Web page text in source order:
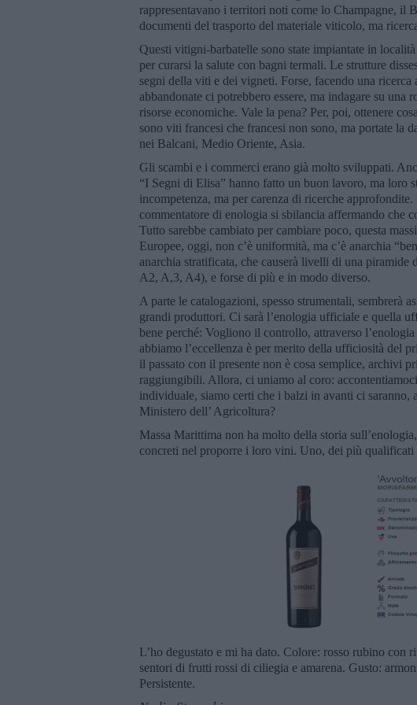
rappresentavano i territori noti come lo Champagne, il
documenti del trasporto del materiale viticolo, ma
Questi vitigni-barbatelle sono state impiantate in
per curarsi la salute con bagni termali. Le strutture
segni della viti e dei vigneti. Forse, facendo una
abbandonate ci potrebbero essere, ma indagare su una
risorse economiche. Vale la pena? Per, poi, ottenere
sono viti francesi che francesi non sono, ma portate la
nei Balcani, Medio Oriente, Asia.
Gli scambi e i commerci erano già molto sviluppati.
“I Segni di Elisa” hanno fatto un buon lavoro, ma loro
incompetenza, ma per carenza di ricerche
commentatore di enologia si sbilancia affermando che
Tutto sarebbe cambiato per cambiare poco, questa
Europee, oggi, non c’è uniformità, ma c’è anarchia
anarchia stratificata, che causerà livelli di una
A2, A,3, A4), e forse di più e in modo diverso.
A parte le catalogazioni, spesso strumentali, sembrerà
grandi produttori. Ci sarà l’enologia ufficiale e quella
bene perché: Vogliono il controllo, attraverso
abbiamo l’eccellenza è per merito della ufficiosità del
il passato con il presente non è cosa semplice, archivi
raggiungibili. Allora, ci uniamo al coro:
individuale, siamo certi che i balzi in avanti ci
Ministero dell’ Agricoltura?
Massa Marittima non ha molto della storia
concreti nel proporre i loro vini. Uno, dei più qualificati
L’ho degustato e mi ha dato. Colore: rosso rubino con
sentori di frutti rossi di ciliegia e amarena. Gusto:
Persistente.